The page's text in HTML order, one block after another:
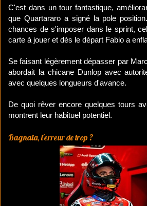
C'est dans un tour fantastique,
que Quartararo a signé la pole
chances de s'imposer dans le sprint,
carte à jouer et dès le départ Fabio a
Se faisant légèrement dépasser par
abordait la chicane Dunlop avec
avec quelques longueurs d'avance.
De quoi rêver encore quelques tours
montrent leur habituel potentiel.
Bagnaia, l'erreur de trop ?